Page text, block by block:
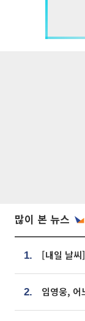
많이 본 뉴스
1.
2.